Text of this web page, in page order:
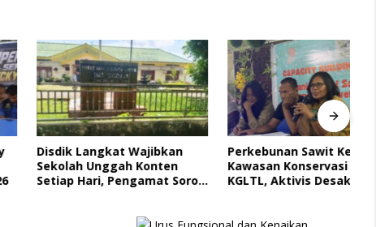
Langkat Wajibkan
Unggah Konten
Hari, Pengamat Soroti
Perkebunan Sawit Kepung
Kawasan Konservasi SM
KGLTL, Aktivis Desak